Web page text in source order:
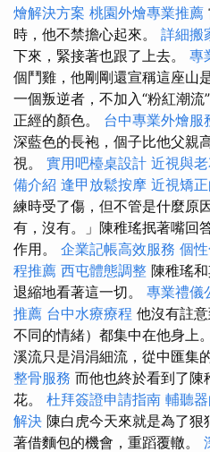
燴解決方案 桃園外燴專業推薦
時，他不禁擔心起來。 詳細搬
下來，緊接著也跟了上去。 專
個鬥雞，他剛剛還宣稱這座山
一個叛逆者，不加入“粉紅潮
正經的顏色。 台中專業外燴服
深藍色的長袍，個子比他父親
視。 實用吧檯桌設計 近視與
備介紹 逢甲放鬆按摩 近視矯
練時受了傷，但不管是什麼原
有，沒有。」陳稚瑤抿著嘴回
作用。 企業記帳高效服務 個
程推薦 西屯體態調整 陳稚瑤
退縮地看著這一切。 專業禮儀
推薦 台中水療療程 他沒有註
不同的情緒）都集中在他身上
溪流只是涓涓細流，從中匯集
整骨服務 而他也終於看到了陳
花。 杜拜簽證申請指南 輔聽
解決 陳白虎今天來就是為了
著借麵包的機會，重蹈覆轍。